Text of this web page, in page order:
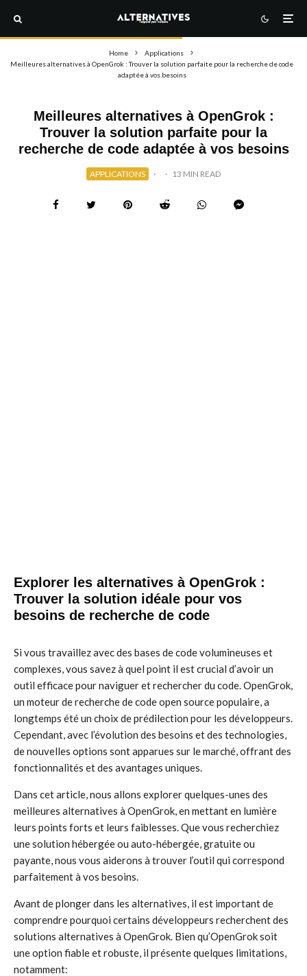
Home
Applications
Meilleures alternatives à OpenGrok : Trouver la solution parfaite pour la recherche de code
adaptée à vos besoins
Meilleures alternatives à OpenGrok :
Trouver la solution parfaite pour la
recherche de code adaptée à vos besoins
APPLICATIONS · · 13 MIN READ
Explorer les alternatives à OpenGrok :
Trouver la solution idéale pour vos
besoins de recherche de code
Si vous travaillez avec des bases de code volumineuses et
complexes, vous savez à quel point il est crucial d’avoir un
outil efficace pour naviguer et rechercher du code. OpenGrok,
un moteur de recherche de code open source populaire, a
longtemps été un choix de prédilection pour les développeurs.
Cependant, avec l’évolution des besoins et des technologies,
de nouvelles options sont apparues sur le marché, offrant des
fonctionnalités et des avantages uniques.
Dans cet article, nous allons explorer quelques-unes des
meilleures alternatives à OpenGrok, en mettant en lumière
leurs points forts et leurs faiblesses. Que vous recherchiez
une solution hébergée ou auto-hébergée, gratuite ou
payante, nous vous aiderons à trouver l’outil qui correspond
parfaitement à vos besoins.
Avant de plonger dans les alternatives, il est important de
comprendre pourquoi certains développeurs recherchent des
solutions alternatives à OpenGrok. Bien qu’OpenGrok soit
une option fiable et robuste, il présente quelques limitations,
notamment: